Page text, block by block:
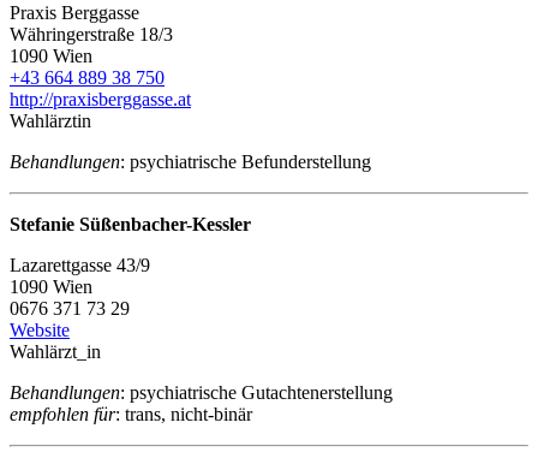
Praxis Berggasse
Währingerstraße 18/3
1090 Wien
+43 664 889 38 750
http://praxisberggasse.at
Wahlärztin
Behandlungen: psychiatrische Befunderstellung
Stefanie Süßenbacher-Kessler
Lazarettgasse 43/9
1090 Wien
0676 371 73 29
Website
Wahlärzt_in
Behandlungen: psychiatrische Gutachtenerstellung
empfohlen für: trans, nicht-binär